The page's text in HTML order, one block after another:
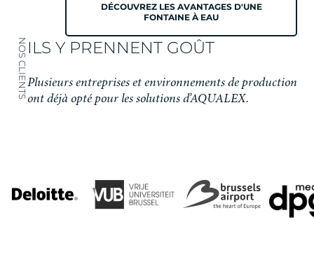
DÉCOUVREZ LES AVANTAGES D'UNE
FONTAINE À EAU
NOS CLIENTSILS Y PRENNENT GOÛT
Plusieurs entreprises et environnements de production
ont déjà opté pour les solutions d’AQUALEX.